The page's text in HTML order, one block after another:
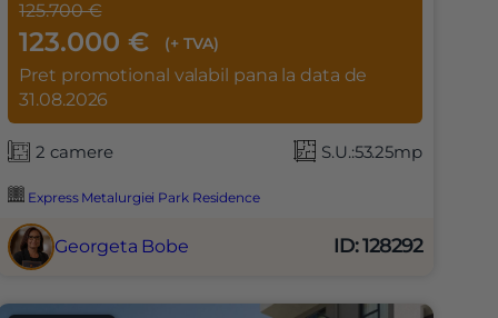
125.700 €
123.000 € (+ TVA)
Pret promotional valabil pana la data de
31.08.2026
2 camere S.U.:53.25mp
Express Metalurgiei Park Residence
Georgeta Bobe ID: 128292